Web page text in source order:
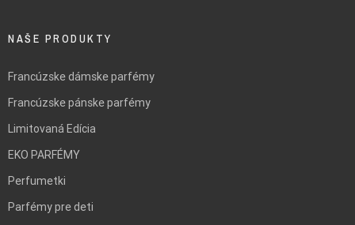
NAŠE PRODUKTY
Francúzske dámske parfémy
Francúzske pánske parfémy
Limitovaná Edícia
EKO PARFÉMY
Perfumetki
Parfémy pre deti